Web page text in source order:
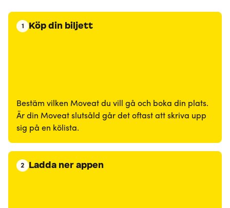
1 Köp din biljett
Bestäm vilken Moveat du vill gå och boka din plats.
Är din Moveat slutsåld går det oftast att skriva upp
sig på en kölista.
2 Ladda ner appen